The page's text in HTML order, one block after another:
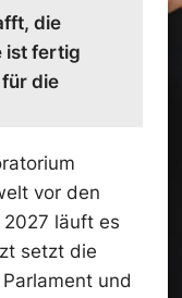
die
ist fertig
die
vor den
2027 läuft es
setzt die
und